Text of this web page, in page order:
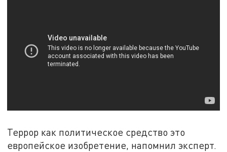
Террор как политическое средство это
европейское изобретение, напомнил эксперт.